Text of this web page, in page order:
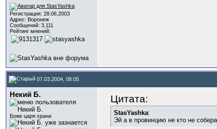
Регистрация: 28.06.2003
Адрес: Воронеж
Сообщений: 3,111
Рейтинг мнений:
07.03.2004, 08:05
Некий Б.
Боже царя храни
Цитата:
StasYashka:
Эй а в провинцию не кто не